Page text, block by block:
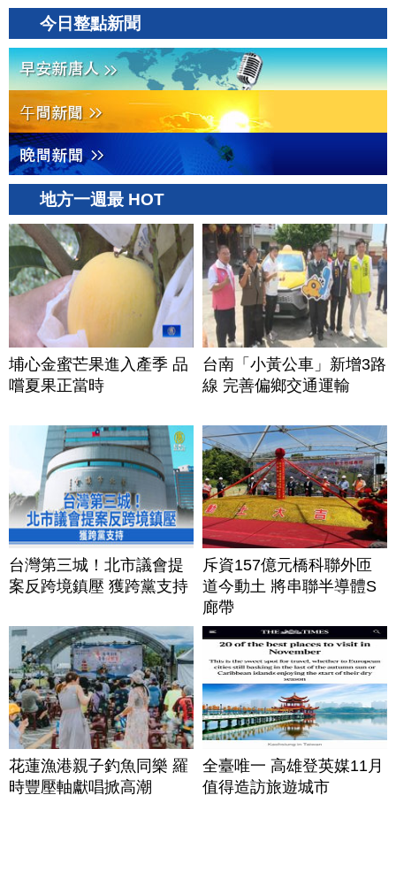
今日整點新聞
地方一週最 HOT
埔心金蜜芒果進入產季 品
嚐夏果正當時
台南「小黃公車」新增3路
線 完善偏鄉交通運輸
台灣第三城！北市議會提
案反跨境鎮壓 獲跨黨支持
斥資157億元橋科聯外匝
道今動土 將串聯半導體S
廊帶
花蓮漁港親子釣魚同樂 羅
時豐壓軸獻唱掀高潮
全臺唯一 高雄登英媒11月
值得造訪旅遊城市